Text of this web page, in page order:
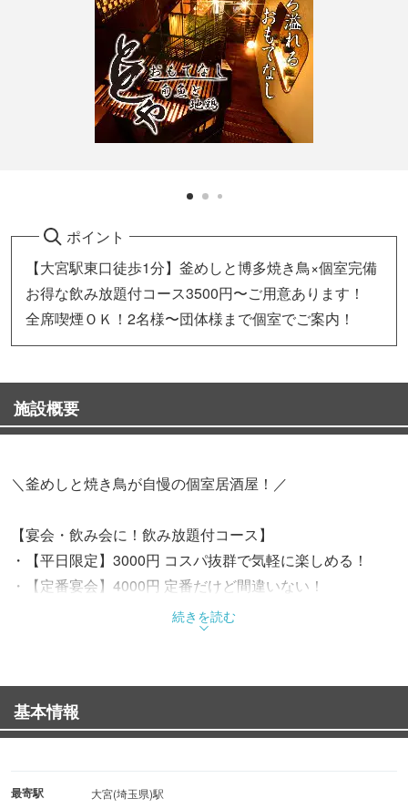
ポイント
【大宮駅東口徒歩1分】釜めしと博多焼き鳥×個室完備
お得な飲み放題付コース3500円〜ご用意あります！
全席喫煙ＯＫ！2名様〜団体様まで個室でご案内！
施設概要
＼釜めしと焼き鳥が自慢の個室居酒屋！／
【宴会・飲み会に！飲み放題付コース】
・【平日限定】3000円 コスパ抜群で気軽に楽しめる！
・【定番宴会】4000円 定番だけど間違いない！
・【堪能宴会】4500円 博多グルメを詰め込み釜めしで〆
しめる！
・【極み宴会】6500円 九州うまかもんが詰まった豪華すぎ
る宴会！
【当店名物メニュー】
続きを読む
基本情報
最寄駅 大宮(埼玉県)駅